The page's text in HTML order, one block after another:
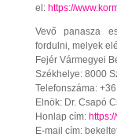
el: https://
Vevő panasza
fordulni, melyek
Fejér Vármegyei
Székhelye: 8000
Telefonszáma:
Elnök: Dr. Csapó
Honlap cím:
E-mail cím: